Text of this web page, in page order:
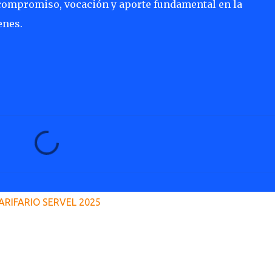
vocación y aporte fundamental en la
SERVEL 2025